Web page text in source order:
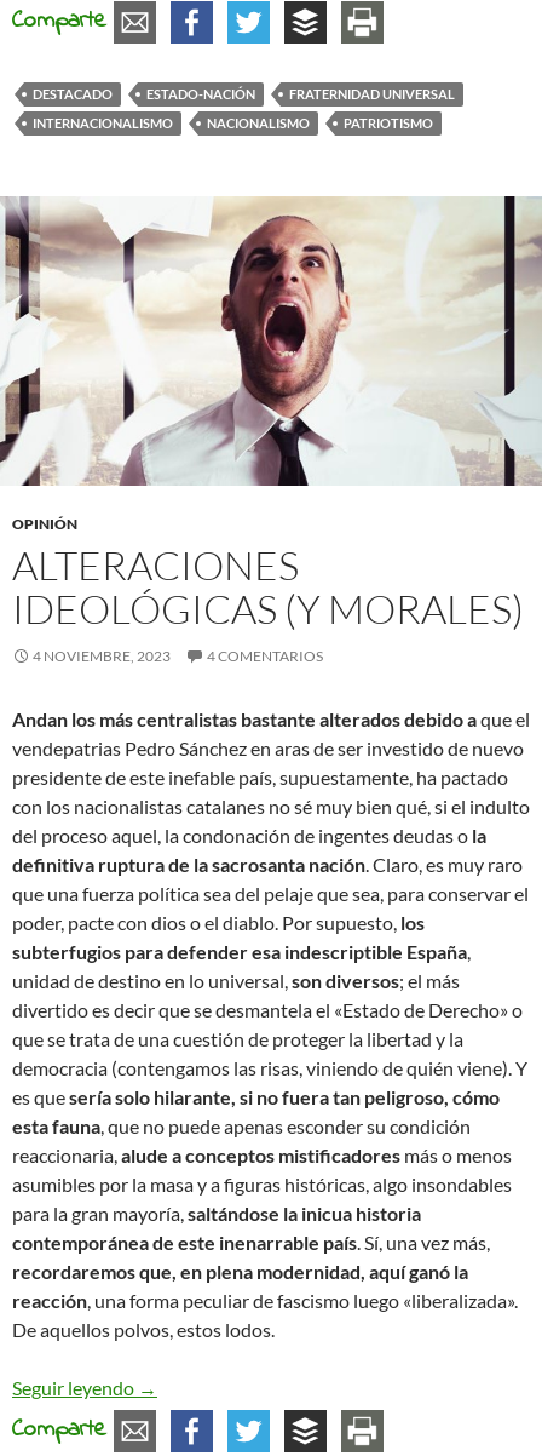
Comparte
DESTACADO ESTADO-NACIÓN
FRATERNIDAD UNIVERSAL
INTERNACIONALISMO
NACIONALISMO PATRIOTISMO
OPINIÓN
ALTERACIONES
IDEOLÓGICAS (Y MORALES)
4 NOVIEMBRE, 2023 4 COMENTARIOS
Andan los más centralistas bastante alterados debido aque el
vendepatrias Pedro Sánchez en aras de ser investido de nuevo
presidente de este inefable país, supuestamente, ha pactado
con los nacionalistas catalanes no sé muy bien qué, si el indulto
del proceso aquel, la condonación de ingentes deudas o la
definitiva ruptura de la sacrosanta nación. Claro, es muy raro
que una fuerza política sea del pelaje que sea, para conservar el
poder, pacte con dios o el diablo. Por supuesto, los
subterfugios para defender esa indescriptible España,
unidad de destino en lo universal,son diversos; el más
divertido es decir que se desmantela el «Estado de Derecho» o
que se trata de una cuestión de proteger la libertad y la
democracia (contengamos las risas, viniendo de quién viene). Y
es quesería solo hilarante, si no fuera tan peligroso, cómo
esta fauna, que no puede apenas esconder su condición
reaccionaria,alude a conceptos mistificadores más o menos
asumibles por la masa y a figuras históricas, algo insondables
para la gran mayoría,saltándose la inicua historia
contemporánea de este inenarrable país. Sí, una vez más,
recordaremos que, en plena modernidad, aquí ganó la
reacción, una forma peculiar de fascismo luego «liberalizada».
De aquellos polvos, estos lodos.
Seguir leyendo Alteraciones ideológicas (y morales)
→
Comparte